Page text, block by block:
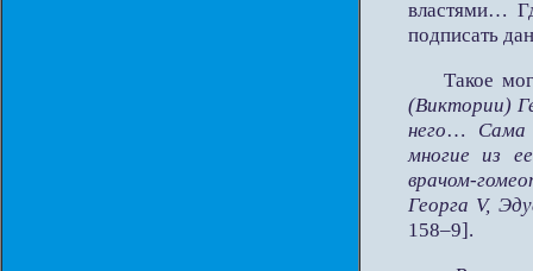
властями…
подписать
Такое
(Виктории)
него… Сама
многие из
врачом-
Георга V,
158–9].